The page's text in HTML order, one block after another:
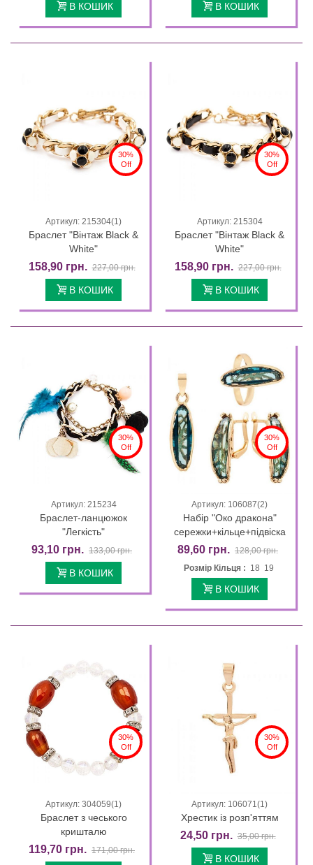
В КОШИК В КОШИК
30%
Off
Артикул: 215304(1)
Браслет "Вінтаж Black &
White"
158,90 грн. 227,00 грн.
В КОШИК
30%
Off
Артикул: 215304
Браслет "Вінтаж Black &
White"
158,90 грн. 227,00 грн.
В КОШИК
30%
Off
Артикул: 215234
Браслет-ланцюжок
"Легкість"
93,10 грн. 133,00 грн.
В КОШИК
30%
Off
Артикул: 106087(2)
Набір "Око дракона"
сережки+кільце+підвіска
89,60 грн. 128,00 грн.
Розмір Кільця : 18 19
В КОШИК
30%
Off
Артикул: 304059(1)
Браслет з чеського
кришталю
119,70 грн. 171,00 грн.
30%
Off
Артикул: 106071(1)
Хрестик із розп'яттям
24,50 грн. 35,00 грн.
В КОШИК